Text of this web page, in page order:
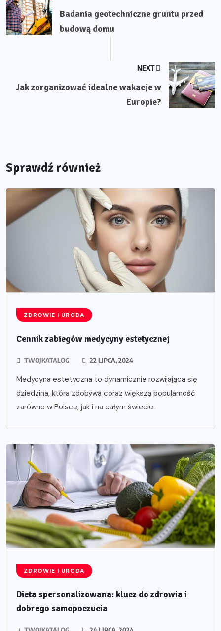
Badania geotechniczne gruntu przed
budową domu
NEXT
Jak zorganizować idealne wakacje w
Europie?
Sprawdź również
ZDROWIE I URODA
Cennik zabiegów medycyny estetycznej
TWOJKATALOG 22 LIPCA, 2024
Medycyna estetyczna to dynamicznie rozwijająca się
dziedzina, która zdobywa coraz większą popularność
zarówno w Polsce, jak i na całym świecie.
ZDROWIE I URODA
Dieta spersonalizowana: klucz do zdrowia i
dobrego samopoczucia